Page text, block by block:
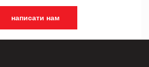
написати нам